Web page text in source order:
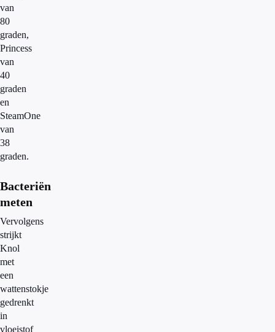
van
80
graden,
Princess
van
40
graden
en
SteamOne
van
38
graden.
Bacteriën
meten
Vervolgens
strijkt
Knol
met
een
wattenstokje
gedrenkt
in
vloeistof